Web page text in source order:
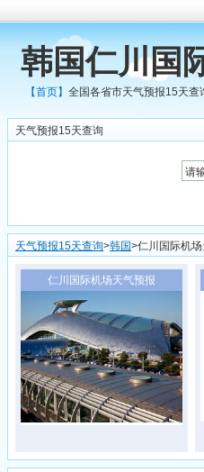
韩国仁川国
【首页】全国各省市天气预报15天查
天气预报15天查询
天气预报15天查询>韩国>仁川国际机
仁川国际机场天气预报